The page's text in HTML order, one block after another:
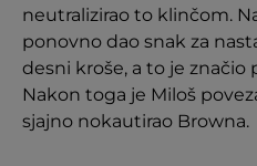
neutralizirao to klinčom.
ponovno dao snak za
desni kroše, a to je značio
Nakon toga je Miloš
sjajno nokautirao Browna.